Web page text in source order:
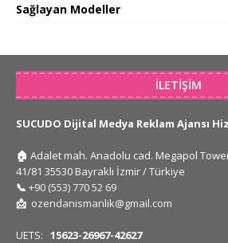
Sağlayan Modeller
İLETIŞIM
SUCUDO Dijital Medya Reklam Ajansı
🏠 Adalet mah. Anadolu cad. Megapol
41/81 35530 Bayraklı İzmir / Türkiye
📞 +90 (553) 770 52 69
📩 ozendanismanlik@gmail.com
UETS: 15623-26967-42627